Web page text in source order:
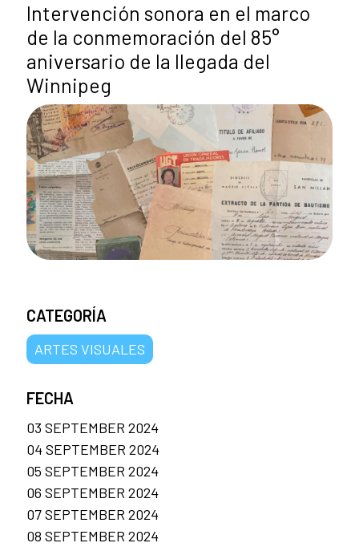
Intervención sonora en el marco
de la conmemoración del 85°
aniversario de la llegada del
Winnipeg
CATEGORÍA
ARTES VISUALES
FECHA
03 SEPTEMBER 2024
04 SEPTEMBER 2024
05 SEPTEMBER 2024
06 SEPTEMBER 2024
07 SEPTEMBER 2024
08 SEPTEMBER 2024